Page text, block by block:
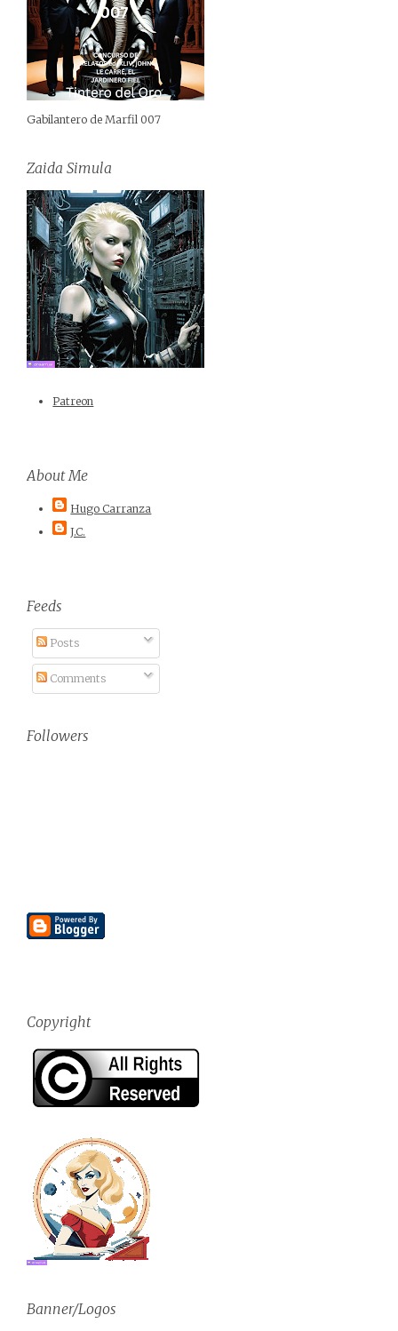
Gabilantero de Marfil 007
Zaida Simula
Patreon
About Me
Hugo Carranza
J.C.
Feeds
Posts
Comments
Followers
Copyright
Banner/Logos